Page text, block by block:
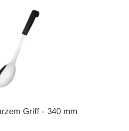
Griff - 340 mm